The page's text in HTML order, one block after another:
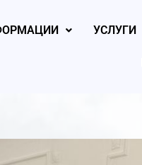
УСЛУГИ